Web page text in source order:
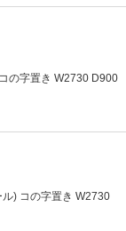
の字置き W2730 D900
) コの字置き W2730